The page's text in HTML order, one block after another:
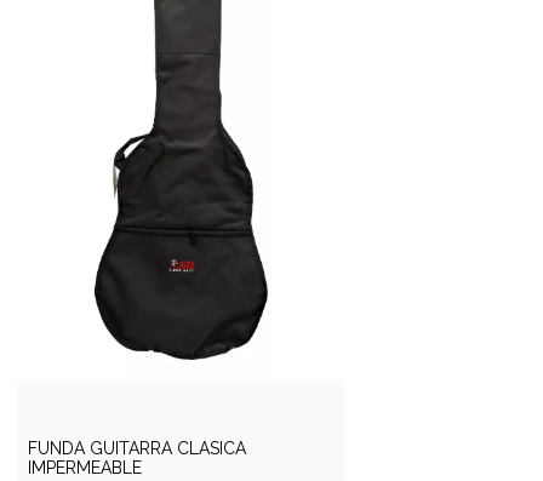
FUNDA GUITARRA CLASICA
IMPERMEABLE